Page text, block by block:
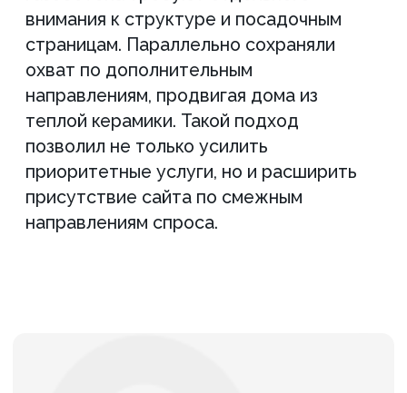
Вывели мерчандайзинговое
агентство в ТОП 3 поиска и
усилили поток заявок
Усилили позиции сайта в поиске,
увеличили количество запросов в
ТОП Яндекса и превратили сайт в
стабильный источник целевых
обращений.